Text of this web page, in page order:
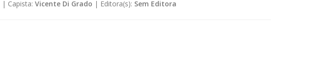
| Capista: Vicente Di Grado | Editora(s): Sem Editora